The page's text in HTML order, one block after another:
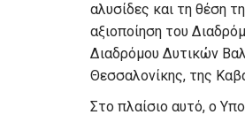
αλυσίδες και τη θέση
αξιοποίηση του
Διαδρόμου Δυτικών
Θεσσαλονίκης, της
Στο πλαίσιο αυτό, ο